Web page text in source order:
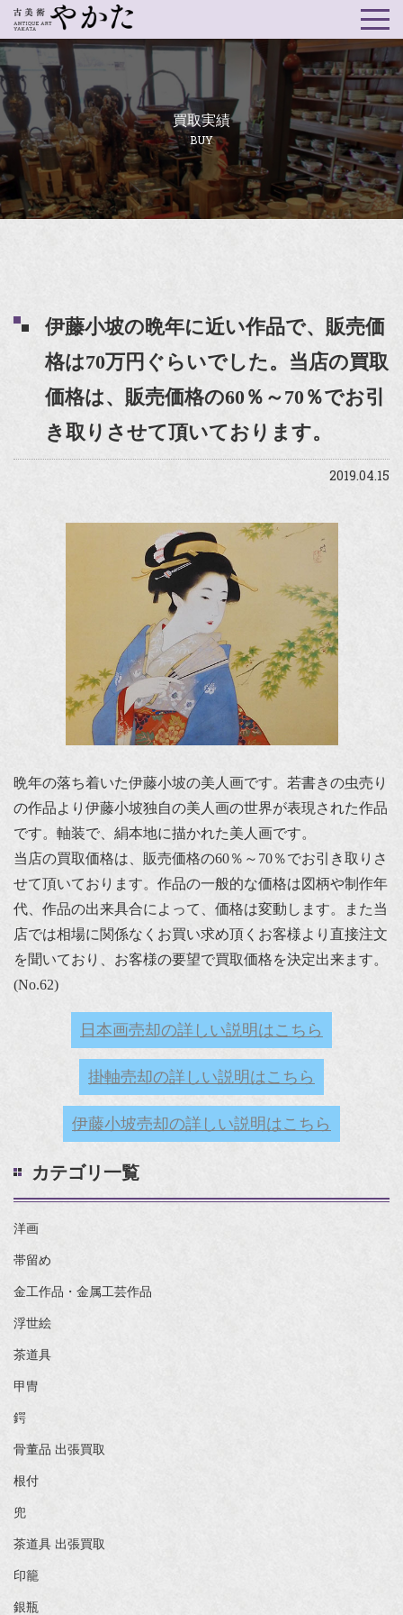
買取実績
BUY
伊藤小坡の晩年に近い作品で、販売価
格は70万円ぐらいでした。当店の買取
価格は、販売価格の60％～70％でお引
き取りさせて頂いております。
2019.04.15
晩年の落ち着いた伊藤小坡の美人画です。若書きの虫売り
の作品より伊藤小坡独自の美人画の世界が表現された作品
です。軸装で、絹本地に描かれた美人画です。
当店の買取価格は、販売価格の60％～70％でお引き取りさ
せて頂いております。作品の一般的な価格は図柄や制作年
代、作品の出来具合によって、価格は変動します。また当
店では相場に関係なくお買い求め頂くお客様より直接注文
を聞いており、お客様の要望で買取価格を決定出来ます。
(No.62)
日本画売却の詳しい説明はこちら
掛軸売却の詳しい説明はこちら
伊藤小坡売却の詳しい説明はこちら
カテゴリ一覧
洋画
帯留め
金工作品・金属工芸作品
浮世絵
茶道具
甲冑
鍔
骨董品 出張買取
根付
兜
茶道具 出張買取
印籠
銀瓶